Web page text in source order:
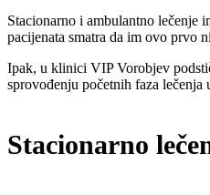
Stacionarno i ambulantno lečenje
pacijenata smatra da im ovo prvo
Ipak, u klinici VIP Vorobjev
sprovođenju početnih faza lečenja
Stacionarno